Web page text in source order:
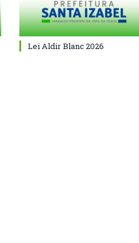
Lei Aldir Blanc 2026